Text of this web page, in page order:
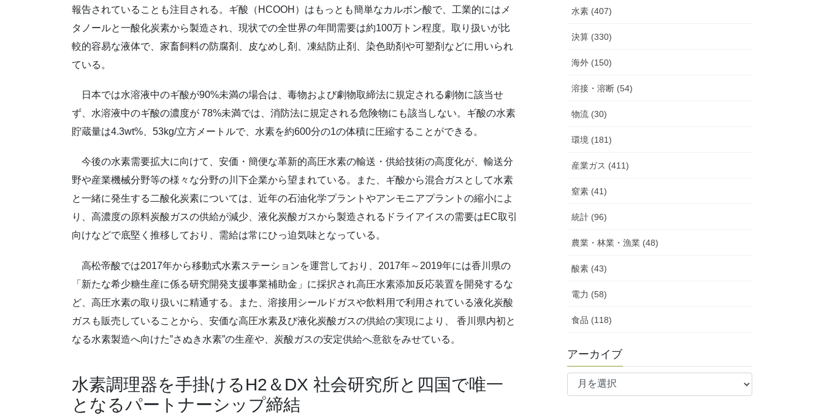
報告されていることも注目される。ギ酸（HCOOH）はもっとも簡単なカルボン酸で、工業的にはメ
タノールと一酸化炭素から製造され、現状での全世界の年間需要は約100万トン程度。取り扱いが比
較的容易な液体で、家畜飼料の防腐剤、皮なめし剤、凍結防止剤、染色助剤や可塑剤などに用いられ
ている。
日本では水溶液中のギ酸が90%未満の場合は、毒物および劇物取締法に規定される劇物に該当せ
ず、水溶液中のギ酸の濃度が 78%未満では、消防法に規定される危険物にも該当しない。ギ酸の水素
貯蔵量は4.3wt%、53kg/立方メートルで、水素を約600分の1の体積に圧縮することができる。
今後の水素需要拡大に向けて、安価・簡便な革新的高圧水素の輸送・供給技術の高度化が、輸送分
野や産業機械分野等の様々な分野の川下企業から望まれている。また、ギ酸から混合ガスとして水素
と一緒に発生する二酸化炭素については、近年の石油化学プラントやアンモニアプラントの縮小によ
り、高濃度の原料炭酸ガスの供給が減少、液化炭酸ガスから製造されるドライアイスの需要はEC取引
向けなどで底堅く推移しており、需給は常にひっ迫気味となっている。
高松帝酸では2017年から移動式水素ステーションを運営しており、2017年～2019年には香川県の
「新たな希少糖生産に係る研究開発支援事業補助金」に採択され高圧水素添加反応装置を開発するな
ど、高圧水素の取り扱いに精通する。また、溶接用シールドガスや飲料用で利用されている液化炭酸
ガスも販売していることから、安価な高圧水素及び液化炭酸ガスの供給の実現により、 香川県内初と
なる水素製造へ向けた”さぬき水素”の生産や、炭酸ガスの安定供給へ意欲をみせている。
水素調理器を手掛けるH2＆DX 社会研究所と四国で唯一
となるパートナーシップ締結
水素 (407)
決算 (330)
海外 (150)
溶接・溶断 (54)
物流 (30)
環境 (181)
産業ガス (411)
窒素 (41)
統計 (96)
農業・林業・漁業 (48)
酸素 (43)
電力 (58)
食品 (118)
アーカイブ
ア